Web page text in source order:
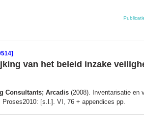
van het beleid inzake
Consultants; Arcadis (2008). Inventarisatie en
[s.l.]. VI, 76 + appendices pp.